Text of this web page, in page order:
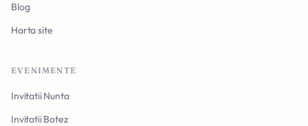
Blog
Harta site
EVENIMENTE
Invitatii Nunta
Invitatii Botez